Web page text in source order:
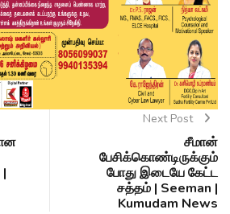
Next Post
சீமான்
பேசிக்கொண்டிருக்கும்
போது இடையே கேட்ட
சத்தம் | Seeman |
Kumudam News